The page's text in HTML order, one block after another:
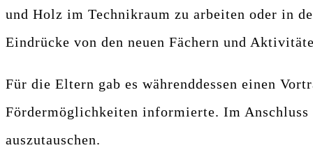
und Holz im Technikraum zu arbeiten oder in
Eindrücke von den neuen Fächern und
Für die Eltern gab es währenddessen einen
Fördermöglichkeiten informierte. Im
auszutauschen.